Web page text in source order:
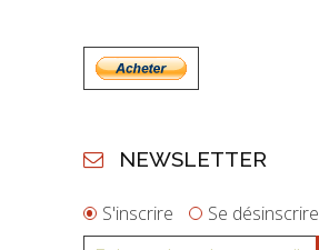
NEWSLETTER
S'inscrire Se désinscrire